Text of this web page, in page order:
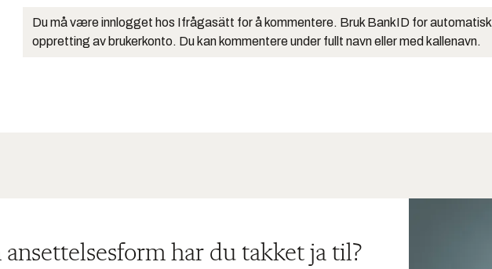
Du må være innlogget hos Ifrågasätt for å kommentere. Bruk BankID for automatisk
oppretting av brukerkonto. Du kan kommentere under fullt navn eller med kallenavn.
har du takket ja til?